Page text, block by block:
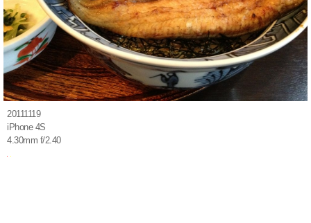
20111119
iPhone 4S
4.30mm f/2.40